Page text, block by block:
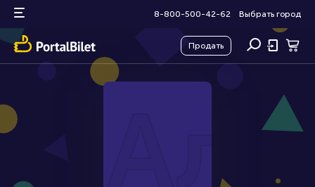
8-800-500-42-62 Выбрать город
Продать